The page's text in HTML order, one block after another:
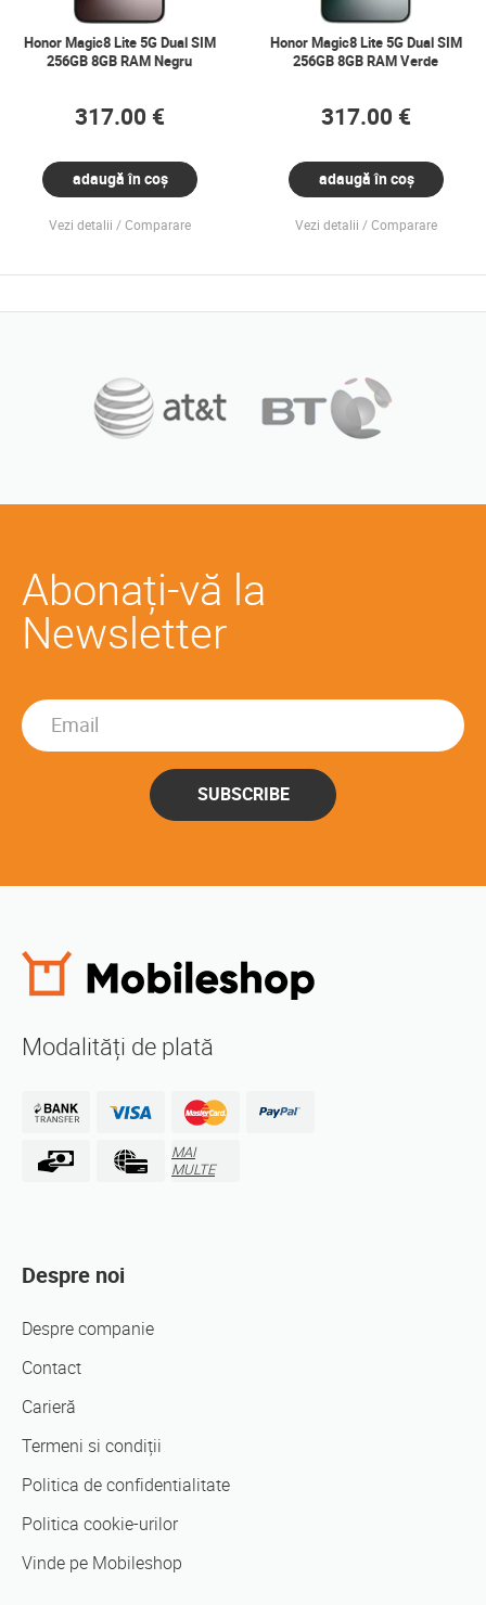
Honor Magic8 Lite 5G Dual SIM
256GB 8GB RAM Negru
317.00 €
adaugă în coș
Vezi detalii Comparare
Honor Magic8 Lite 5G Dual SIM
256GB 8GB RAM Verde
317.00 €
adaugă în coș
Vezi detalii Comparare
Abonați-vă la
Newsletter
SUBSCRIBE
Modalități de plată
MAI
MULTE
Despre noi
Despre companie
Contact
Carieră
Termeni si condiții
Politica de confidentialitate
Politica cookie-urilor
Vinde pe Mobileshop